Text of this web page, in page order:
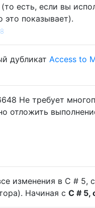
есть, если вы
это показывает).
дубликат Access to
Не требует
отложить
изменения в C # 5,
Начиная с C # 5,